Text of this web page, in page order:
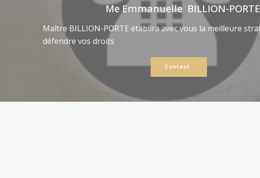
Me Emmanuelle BILLION-PORTE
Maître BILLION-PORTE établira avec vous la meilleure
défendre vos droits
Contact